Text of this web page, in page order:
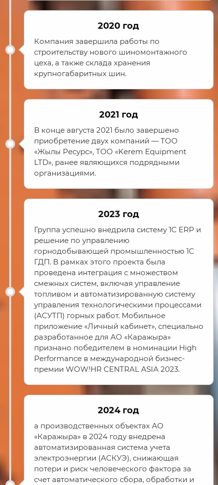
2020 год
Компания завершила работы по
строительству нового шиномонтажного
цеха, а также склада хранения
крупногабаритных шин.
2021 год
В конце августа 2021 было завершено
приобретение двух компаний — ТОО
«Жылы Ресурс», ТОО «Kerem Equipment
LTD», ранее являющихся подрядными
организациями.
2023 год
Группа успешно внедрила систему 1C ERP и
решение по управлению
горнодобывающей промышленностью 1С
ГДП. В рамках этого проекта была
проведена интеграция с множеством
смежных систем, включая управление
топливом и автоматизированную систему
управления технологическими процессами
(АСУТП) горных работ. Мобильное
приложение «Личный кабинет», специально
разработанное для АО «Каражыра»
признано победителем в номинации High
Performance в международной бизнес-
премии WOW!HR CENTRAL ASIA 2023.
2024 год
а производственных объектах АО
«Каражыра» в 2024 году внедрена
автоматизированная система учета
электроэнергии (АСКУЭ), снижающая
потери и риск человеческого фактора за
счет автоматического сбора, обработки и